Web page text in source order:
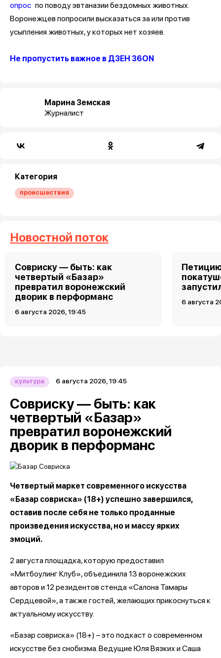
опрос по поводу эвтаназии бездомных животных.
Воронежцев попросили высказаться за или против
усыпления животных, у которых нет хозяев.
Не пропустить важное в ДЗЕН 36ON
Марина Земская
Журналист
Категория
происшествия
Новостной поток
Совриску — быть: как
четвертый «Базар»
превратил воронежский
дворик в перформанс
6 августа 2026, 19:45
6 августа
культура 6 августа 2026, 19:45
Совриску — быть: как
четвертый «Базар»
превратил воронежский
дворик в перформанс
Четвертый маркет современного искусства
«Базар совриска» (18+) успешно завершился,
оставив после себя не только проданные
произведения искусства, но и массу ярких
эмоций.
2 августа площадка, которую предоставил
«Митбоулинг Клуб», объединила 13 воронежских
авторов и 12 резидентов стенда «Салона Тамары
Сердцевой», а также гостей, желающих прикоснуться к
актуальному искусству.
«Базар совриска» (18+) – это подкаст о современном
искусстве без снобизма. Ведущие Юля Вязких и Саша